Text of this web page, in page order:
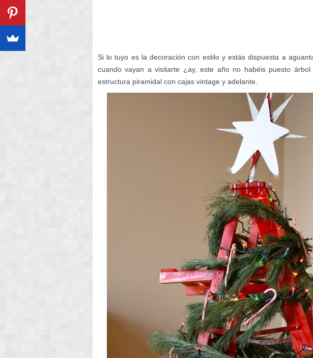
Si lo tuyo es la decoración con estilo y estás dispuesta a
cuando vayan a visitarte ¿ay, este año no habéis puesto
estructura piramidal con cajas vintage y adelante.